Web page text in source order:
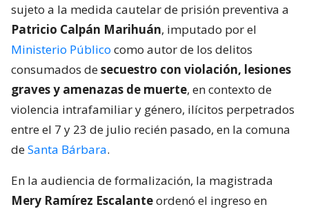
sujeto a la medida cautelar de prisión preventiva a
Patricio Calpán Marihuán, imputado por el
Ministerio Público como autor de los delitos
consumados desecuestro con violación, lesiones
graves y amenazas de muerte, en contexto de
violencia intrafamiliar y género, ilícitos perpetrados
entre el 7 y 23 de julio recién pasado, en la comuna
deSanta Bárbara.
En la audiencia de formalización, la magistrada
Mery Ramírez Escalanteordenó el ingreso en